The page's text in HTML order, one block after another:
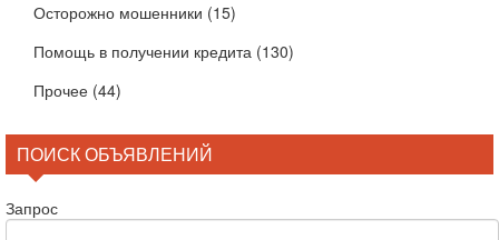
Осторожно мошенники (15)
Помощь в получении кредита (130)
Прочее (44)
ПОИСК ОБЪЯВЛЕНИЙ
Запрос